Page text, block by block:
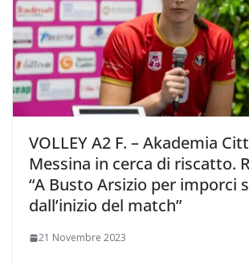
VOLLEY A2 F. – Akademia
Messina in cerca di riscatto.
“A Busto Arsizio per imporci
dall’inizio del match”
21 Novembre 2023